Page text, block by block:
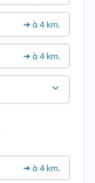
➔ à 4 km.
➔ à 4 km.
➔ à 4 km.